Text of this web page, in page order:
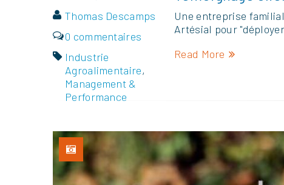
Thomas Descamps
0 commentaires
Industrie
Agroalimentaire,
Management &
Performance
Une entreprise
Artésial pour
Read More